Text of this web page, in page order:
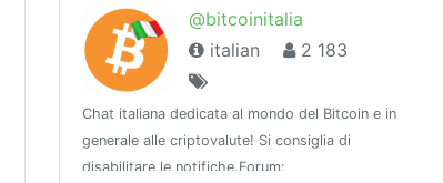
@bitcoinitalia
italian
2 183
Chat italiana dedicata al mondo del Bitcoin e in
generale alle criptovalute! Si consiglia di
disabilitare le notifiche.Forum: